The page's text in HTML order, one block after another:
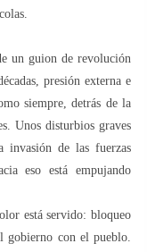
un guion de revolución
presión externa e
siempre, detrás de la
Unos disturbios graves
invasión de las fuerzas
eso está empujando
está servido: bloqueo
gobierno con el pueblo.